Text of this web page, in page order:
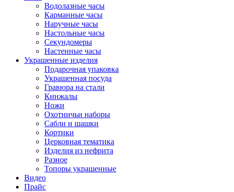
Водолазные часы
Карманные часы
Наручные часы
Настольные часы
Секундомеры
Настенные часы
Украшенные изделия
Подарочная упаковка
Украшенная посуда
Гравюра на стали
Кинжалы
Ножи
Охотничьи наборы
Сабли и шашки
Кортики
Церковная тематика
Изделия из нефрита
Разное
Топоры украшенные
Видео
Прайс